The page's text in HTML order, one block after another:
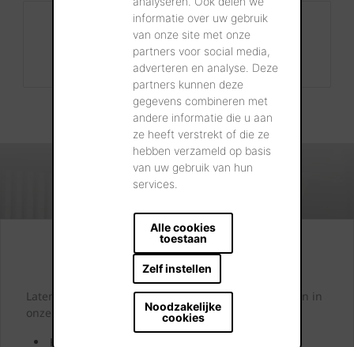
informatie over uw gebruik
van onze site met onze
partners voor social media,
adverteren en analyse. Deze
partners kunnen deze
gegevens combineren met
andere informatie die u aan
ze heeft verstrekt of die ze
hebben verzameld op basis
van uw gebruik van hun
services.
Alle cookies
toestaan
Zelf instellen
Noodzakelijke
cookies
Contact
+32 56 24 96 38
info@wienerberger.be
Kijk. Droom. Kies.
Laten we samen letterlijk uw dromen tastbaar maken in
onze showrooms.
Kom langs en laat u inspireren door onze